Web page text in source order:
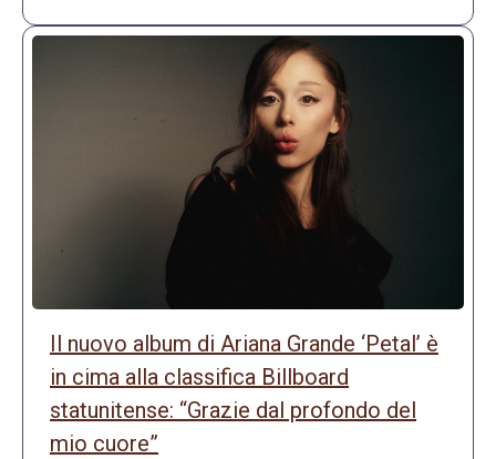
Il nuovo album di Ariana Grande ‘Petal’ è
in cima alla classifica Billboard
statunitense: “Grazie dal profondo del
mio cuore”